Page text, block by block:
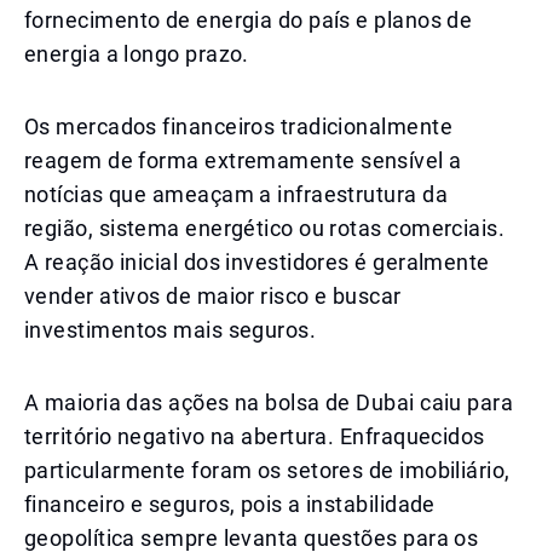
fornecimento de energia do país e planos de
energia a longo prazo.
Os mercados financeiros tradicionalmente
reagem de forma extremamente sensível a
notícias que ameaçam a infraestrutura da
região, sistema energético ou rotas comerciais.
A reação inicial dos investidores é geralmente
vender ativos de maior risco e buscar
investimentos mais seguros.
A maioria das ações na bolsa de Dubai caiu para
território negativo na abertura. Enfraquecidos
particularmente foram os setores de imobiliário,
financeiro e seguros, pois a instabilidade
geopolítica sempre levanta questões para os